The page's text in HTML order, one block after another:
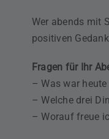
Wer abends mit
positiven
Fragen für Ihr
– Was war heute
– Welche drei
– Worauf freue